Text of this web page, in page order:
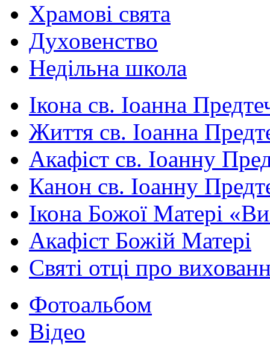
Храмові свята
Духовенство
Недільна школа
Ікона св. Іоанна
Життя св. Іоанна
Акафіст св. Іоанну
Канон св. Іоанну
Ікона Божої Матері
Акафіст Божій Матері
Святі отці про
Фотоальбом
Відео